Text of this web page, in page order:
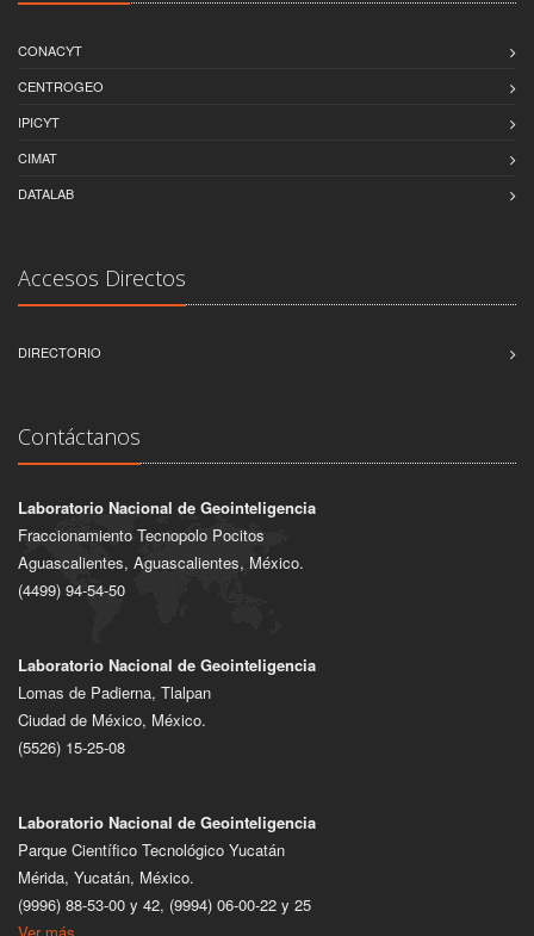
CONACYT
CENTROGEO
IPICYT
CIMAT
DATALAB
Accesos Directos
DIRECTORIO
Contáctanos
Laboratorio Nacional de Geointeligencia
Fraccionamiento Tecnopolo Pocitos
Aguascalientes, Aguascalientes, México.
(4499) 94-54-50
Laboratorio Nacional de Geointeligencia
Lomas de Padierna, Tlalpan
Ciudad de México, México.
(5526) 15-25-08
Laboratorio Nacional de Geointeligencia
Parque Científico Tecnológico Yucatán
Mérida, Yucatán, México.
(9996) 88-53-00 y 42, (9994) 06-00-22 y 25